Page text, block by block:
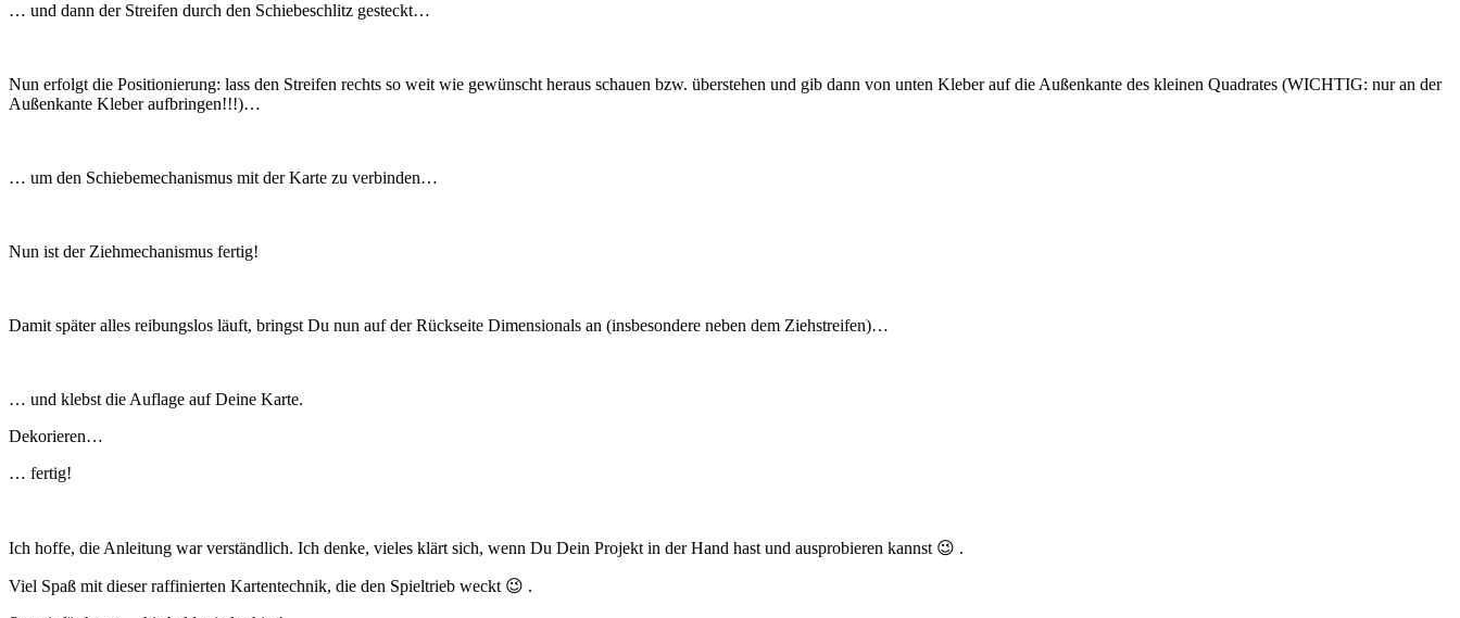
… und dann der Streifen durch den Schiebeschlitz gesteckt…
Nun erfolgt die Positionierung: lass den Streifen rechts so weit wie gewünscht heraus schauen bzw. überstehen und gib dann von unten Kleber auf die Außenkante des kleinen Quadrates (WICHTIG: nur an der
Außenkante Kleber aufbringen!!!)…
… um den Schiebemechanismus mit der Karte zu verbinden…
Nun ist der Ziehmechanismus fertig!
Damit später alles reibungslos läuft, bringst Du nun auf der Rückseite Dimensionals an (insbesondere neben dem Ziehstreifen)…
… und klebst die Auflage auf Deine Karte.
Dekorieren…
… fertig!
Ich hoffe, die Anleitung war verständlich. Ich denke, vieles klärt sich, wenn Du Dein Projekt in der Hand hast und ausprobieren kannst 😉 .
Viel Spaß mit dieser raffinierten Kartentechnik, die den Spieltrieb weckt 😉 .